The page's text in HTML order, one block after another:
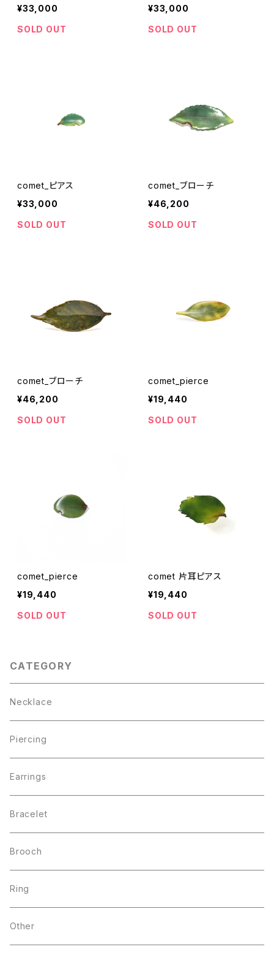
¥33,000
SOLD OUT
¥33,000
SOLD OUT
comet_ピアス
¥33,000
SOLD OUT
comet_ブローチ
¥46,200
SOLD OUT
comet_ブローチ
¥46,200
SOLD OUT
comet_pierce
¥19,440
SOLD OUT
comet_pierce
¥19,440
SOLD OUT
comet 片耳ピアス
¥19,440
SOLD OUT
CATEGORY
Necklace
Piercing
Earrings
Bracelet
Brooch
Ring
Other